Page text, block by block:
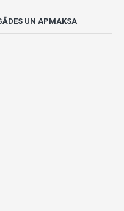
UN APMAKSA